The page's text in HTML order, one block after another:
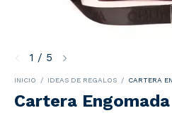
1 / 5
INICIO / IDEAS DE REGALOS / CARTERA
Cartera